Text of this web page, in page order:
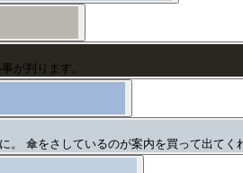
が判ります。
。 傘をさしているのが案内を買って出てく